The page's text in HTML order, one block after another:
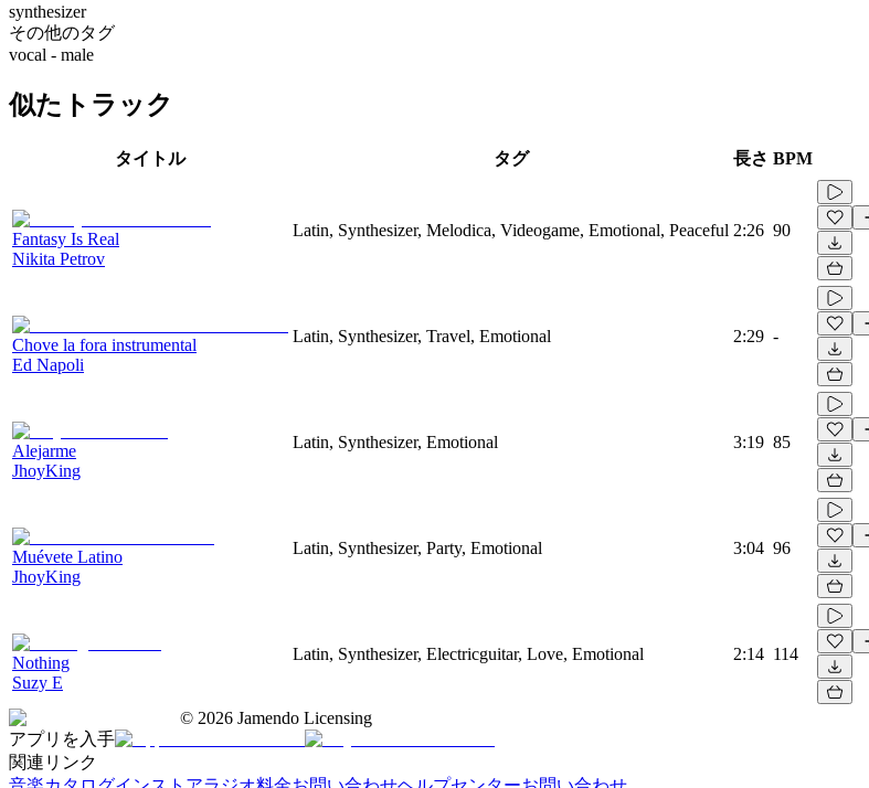
synthesizer
その他のタグ
vocal - male
似たトラック
タイトル タグ 長さ BPM
Fantasy Is Real
Nikita Petrov
Latin, Synthesizer, Melodica, Videogame, Emotional, Peaceful 2:26 90
Chove la fora instrumental
Ed Napoli
Latin, Synthesizer, Travel, Emotional 2:29 -
Alejarme
JhoyKing
Latin, Synthesizer, Emotional 3:19 85
Muévete Latino
JhoyKing
Latin, Synthesizer, Party, Emotional 3:04 96
Nothing
Suzy E
Latin, Synthesizer, Electricguitar, Love, Emotional 2:14 114
© 2026 Jamendo Licensing
アプリを入手
関連リンク